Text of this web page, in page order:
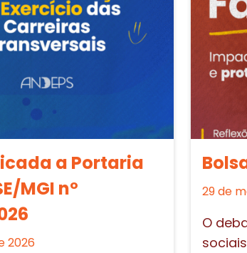
a Portaria
MGI nº
2026
29 de
O